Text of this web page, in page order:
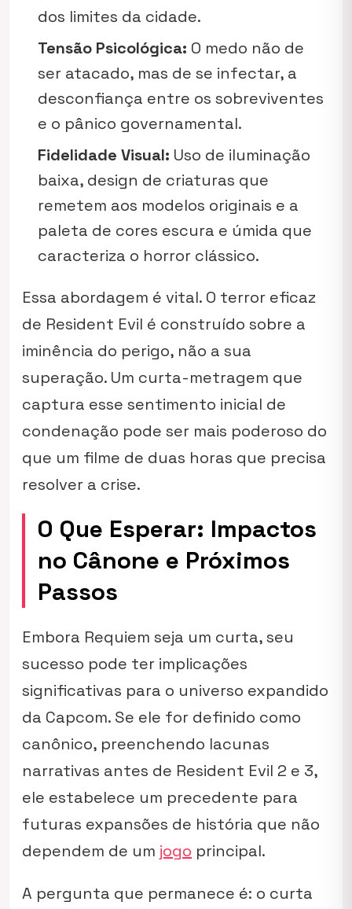
dos limites da cidade.
Tensão Psicológica: O medo não de
ser atacado, mas de se infectar, a
desconfiança entre os sobreviventes
e o pânico governamental.
Fidelidade Visual: Uso de iluminação
baixa, design de criaturas que
remetem aos modelos originais e a
paleta de cores escura e úmida que
caracteriza o horror clássico.
Essa abordagem é vital. O terror eficaz
de Resident Evil é construído sobre a
iminência do perigo, não a sua
superação. Um curta-metragem que
captura esse sentimento inicial de
condenação pode ser mais poderoso do
que um filme de duas horas que precisa
resolver a crise.
O Que Esperar: Impactos
no Cânone e Próximos
Passos
Embora Requiem seja um curta, seu
sucesso pode ter implicações
significativas para o universo expandido
da Capcom. Se ele for definido como
canônico, preenchendo lacunas
narrativas antes de Resident Evil 2 e 3,
ele estabelece um precedente para
futuras expansões de história que não
dependem de um jogo principal.
A pergunta que permanece é: o curta